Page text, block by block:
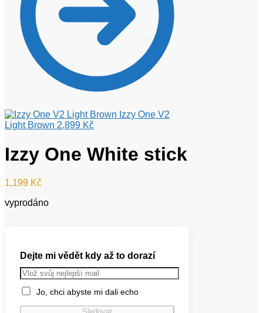
Izzy One V2
Light Brown 2,899 Kč
Izzy One White stick
1,199 Kč
vyprodáno
Dejte mi vědět kdy až to dorazí
Jo, chci abyste mi dali echo